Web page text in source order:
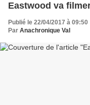
Eastwood va
Publié le 22/04/2017 à 09:50
Par Anachronique Val